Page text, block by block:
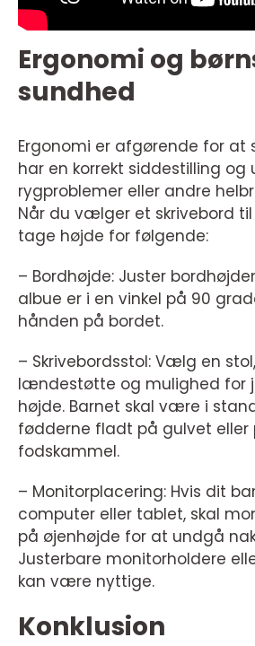
Ergonomi og
sundhed
Ergonomi er afgørende for at
har en korrekt siddestilling og
rygproblemer eller andre
Når du vælger et skrivebord
tage højde for følgende:
– Bordhøjde: Juster
albue er i en vinkel på 90
hånden på bordet.
– Skrivebordsstol: Vælg en
lændestøtte og mulighed for
højde. Barnet skal være i
fødderne fladt på gulvet eller
fodskammel.
– Monitorplacering: Hvis dit
computer eller tablet, skal
på øjenhøjde for at undgå
Justerbare monitorholdere
kan være nyttige.
Konklusion